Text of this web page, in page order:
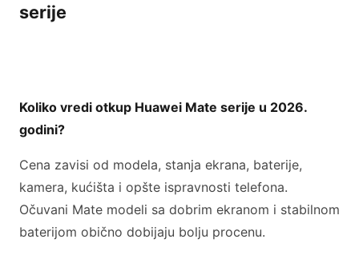
serije
Koliko vredi otkup Huawei Mate serije u 2026.
godini?
Cena zavisi od modela, stanja ekrana, baterije,
kamera, kućišta i opšte ispravnosti telefona.
Očuvani Mate modeli sa dobrim ekranom i stabilnom
baterijom obično dobijaju bolju procenu.